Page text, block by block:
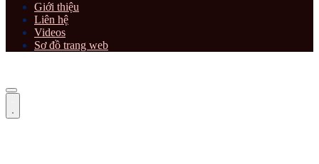
Giới thiệu
Liên hệ
Videos
Sơ đồ trang web